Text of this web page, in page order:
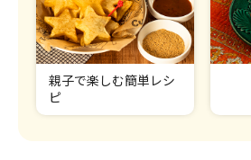
親子で楽しむ簡単レシ
ピ